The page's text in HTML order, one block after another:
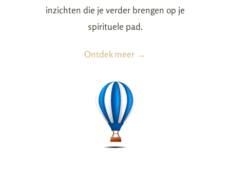
inzichten die je verder brengen op je
spirituele pad.
Ontdek meer →